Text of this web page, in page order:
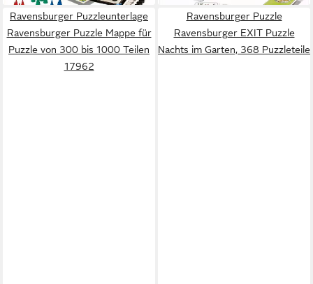
Europe
Ravensburger Puzzleunterlage
Ravensburger Puzzle Mappe für
Puzzle von 300 bis 1000 Teilen
17962
Ravensburger Puzzle
Ravensburger EXIT Puzzle
Nachts im Garten, 368 Puzzleteile